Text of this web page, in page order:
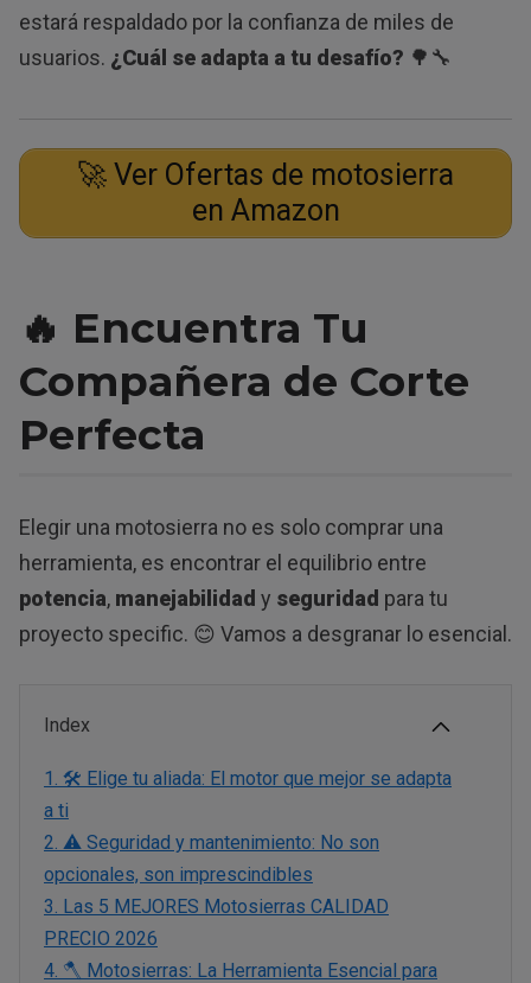
estará respaldado por la confianza de miles de
usuarios. ¿Cuál se adapta a tu desafío? 🌳🔧
🚀 Ver Ofertas de motosierra
en Amazon
🔥 Encuentra Tu
Compañera de Corte
Perfecta
Elegir una motosierra no es solo comprar una
herramienta, es encontrar el equilibrio entre
potencia, manejabilidad y seguridad para tu
proyecto specific. 😊 Vamos a desgranar lo esencial.
Index
1. 🛠️ Elige tu aliada: El motor que mejor se adapta
a ti
2. ⚠️ Seguridad y mantenimiento: No son
opcionales, son imprescindibles
3. Las 5 MEJORES Motosierras CALIDAD
PRECIO 2026
4. 🪓 Motosierras: La Herramienta Esencial para